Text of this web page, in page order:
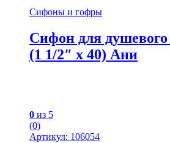
Сифоны и гофры
Сифон для душевого
(1 1/2″ x 40) Ани
0 из 5
(0)
Артикул: 106054